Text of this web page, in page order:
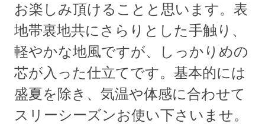
お楽しみ頂けることと思います。表
地帯裏地共にさらりとした手触り、
軽やかな地風ですが、しっかりめの
芯が入った仕立てです。基本的には
盛夏を除き、気温や体感に合わせて
スリーシーズンお使い下さいませ。